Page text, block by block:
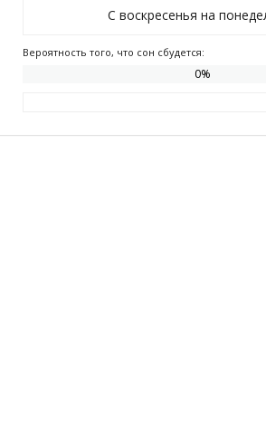
С воскресенья на
Вероятность того, что сон сбудется:
0%